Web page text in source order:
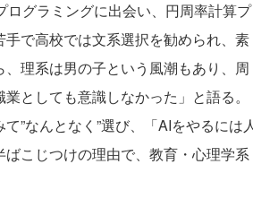
グラミングに出会い、円周率計算プ
で高校では文系選択を勧められ、素
理系は男の子という風潮もあり、周
としても意識しなかった」と語る。
”なんとなく”選び、「AIをやるには
こじつけの理由で、教育・心理学系